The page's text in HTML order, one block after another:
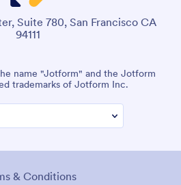
Suite 780, San Francisco CA
94111
name "Jotform" and the Jotform
trademarks of Jotform Inc.
& Conditions